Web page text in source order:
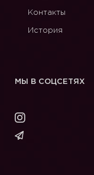
Контакты
История
МЫ В СОЦСЕТЯХ